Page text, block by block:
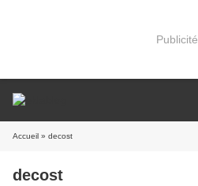
Publicité
Accueil » decost
decost